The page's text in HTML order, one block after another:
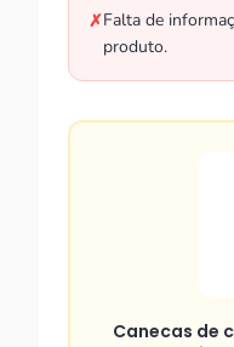
✗Falta de
produto.
Canecas de